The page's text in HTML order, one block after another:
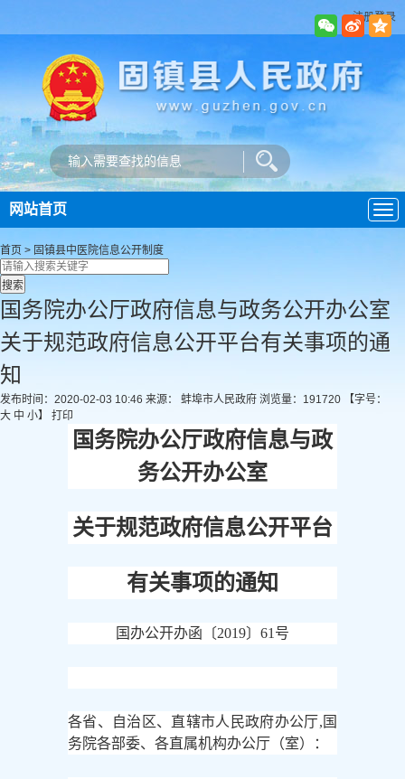
注册登录
导
航
网站首页
首页 > 固镇县中医院信息公开制度
国务院办公厅政府信息与政务公开办公室
关于规范政府信息公开平台有关事项的通
知
发布时间：2020-02-03 10:46 来源： 蚌埠市人民政府 浏览量： 191720
【字号：
大 中 小】 打印
国务院办公厅政府信息与政
务公开办公室
关于规范政府信息公开平台
有关事项的通知
国办公开办函〔2019〕61号
各省、自治区、直辖市人民政府办公厅,国
务院各部委、各直属机构办公厅（室）：